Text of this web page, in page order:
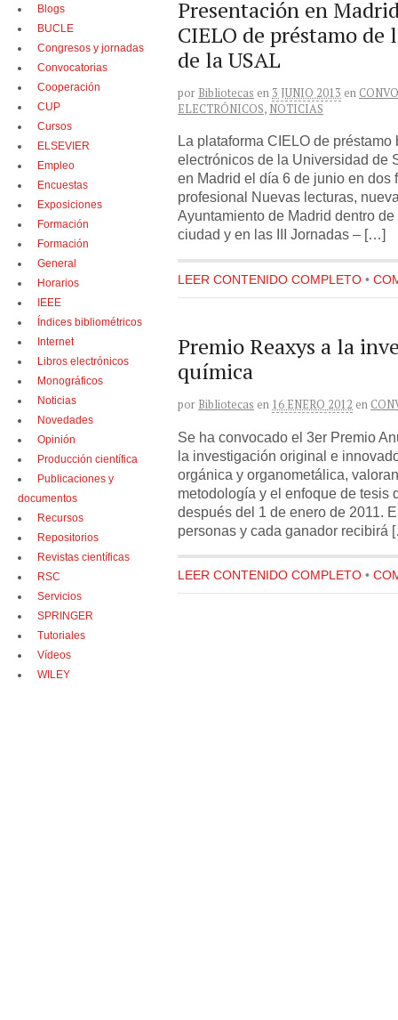
Presentación en
CIELO de préstamo
de la USAL
por Bibliotecas en 3 JUNIO 2013 en
ELECTRÓNICOS, NOTICIAS
La plataforma CIELO de
electrónicos de la Universidad de
en Madrid el día 6 de junio en dos
profesional Nuevas lecturas,
Ayuntamiento de Madrid dentro
ciudad y en las III Jornadas – […]
LEER CONTENIDO COMPLETO •
Premio Reaxys a la
química
por Bibliotecas en 16 ENERO 2012 en
Se ha convocado el 3er Premio
la investigación original e
orgánica y organometálica,
metodología y el enfoque de tesis
después del 1 de enero de 2011.
personas y cada ganador recibirá
LEER CONTENIDO COMPLETO •
Blogs
BUCLE
Congresos y jornadas
Convocatorias
Cooperación
CUP
Cursos
ELSEVIER
Empleo
Encuestas
Exposiciones
Formación
Formación
General
Horarios
IEEE
Índices bibliométricos
Internet
Libros electrónicos
Monográficos
Noticias
Novedades
Opinión
Producción científica
Publicaciones y
documentos
Recursos
Repositorios
Revistas científicas
RSC
Servicios
SPRINGER
Tutoriales
Vídeos
WILEY